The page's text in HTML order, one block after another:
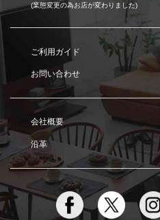
(業態変更の為お店が変わりました)
ご利用ガイド
お問い合わせ
会社概要
沿革